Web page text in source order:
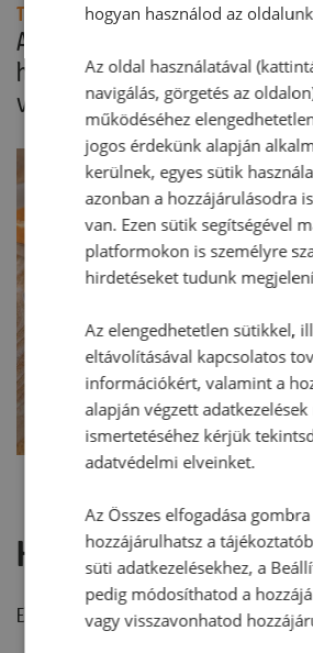
Tipp:
A palacsintatésztához
használhatunk, a töltelékhez
választhatunk füstölt helyett
Hozzászólások
Ehhez a recepthez még nem érkezett
hogyan használod az
Az oldal használatával
navigálás, görgetés az
működéséhez
jogos érdekünk alapján
kerülnek, egyes sütik
azonban a hozzájárulásodra
van. Ezen sütik segítségével
platformokon is személyre
hirdetéseket tudunk
Az elengedhetetlen sütikkel,
eltávolításával kapcsolatos
információkért, valamint a
alapján végzett
ismertetéséhez kérjük
adatvédelmi elveinket.
Az Összes elfogadása
hozzájárulhatsz a
süti adatkezelésekhez, a
pedig módosíthatod a
vagy visszavonhatod